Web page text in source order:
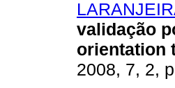
validação
orientation
2008, 7, 2,